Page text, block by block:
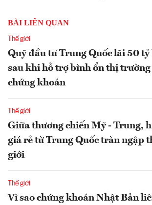
BÀI LIÊN QUAN
Thế giới
Quỹ đầu tư Trung Quốc lãi 50 tỷ
sau khi hỗ trợ bình ổn thị trường
chứng khoán
Thế giới
Giữa thương chiến Mỹ - Trung,
giá rẻ từ Trung Quốc tràn ngập
giới
Thế giới
Vì sao chứng khoán Nhật Bản